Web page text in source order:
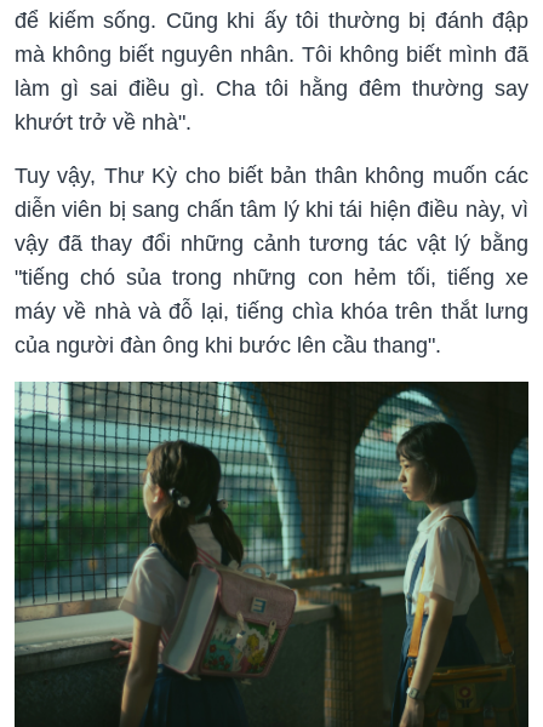
để kiếm sống. Cũng khi ấy tôi thường bị đánh đập
mà không biết nguyên nhân. Tôi không biết mình đã
làm gì sai điều gì. Cha tôi hằng đêm thường say
khướt trở về nhà".
Tuy vậy, Thư Kỳ cho biết bản thân không muốn các
diễn viên bị sang chấn tâm lý khi tái hiện điều này, vì
vậy đã thay đổi những cảnh tương tác vật lý bằng
"tiếng chó sủa trong những con hẻm tối, tiếng xe
máy về nhà và đỗ lại, tiếng chìa khóa trên thắt lưng
của người đàn ông khi bước lên cầu thang".